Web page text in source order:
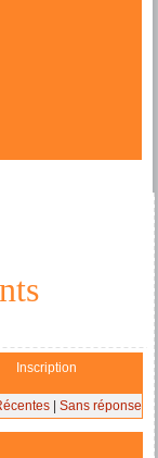
Inscription
Sans réponse